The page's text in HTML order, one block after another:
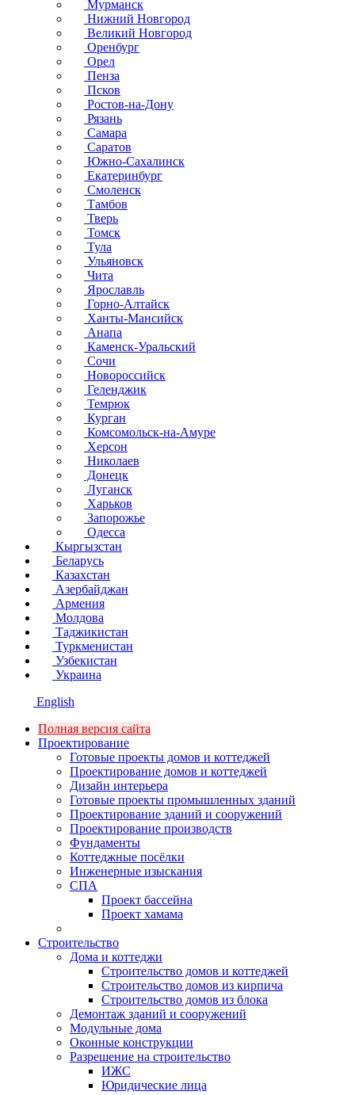
Мурманск
Нижний Новгород
Великий Новгород
Оренбург
Орел
Пенза
Псков
Ростов-на-Дону
Рязань
Самара
Саратов
Южно-Сахалинск
Екатеринбург
Смоленск
Тамбов
Тверь
Томск
Тула
Ульяновск
Чита
Ярославль
Горно-Алтайск
Ханты-Мансийск
Анапа
Каменск-Уральский
Сочи
Новороссийск
Геленджик
Темрюк
Курган
Комсомольск-на-Амуре
Херсон
Николаев
Донецк
Луганск
Харьков
Запорожье
Одесса
Кыргызстан
Беларусь
Казахстан
Азербайджан
Армения
Молдова
Таджикистан
Туркменистан
Узбекистан
Украина
English
Полная версия сайта
Проектирование
Готовые проекты домов и коттеджей
Проектирование домов и коттеджей
Дизайн интерьера
Готовые проекты промышленных зданий
Проектирование зданий и сооружений
Проектирование производств
Фундаменты
Коттеджные посёлки
Инженерные изыскания
СПА
Проект бассейна
Проект хамама
Строительство
Дома и коттеджи
Строительство домов и коттеджей
Строительство домов из кирпича
Строительство домов из блока
Демонтаж зданий и сооружений
Модульные дома
Оконные конструкции
Разрешение на строительство
ИЖС
Юридические лица